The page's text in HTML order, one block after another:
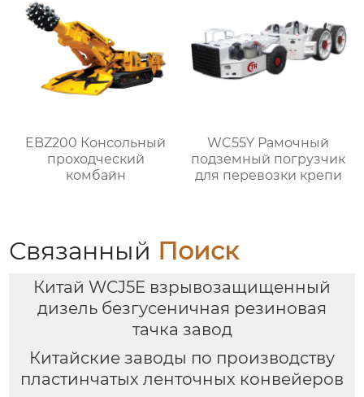
EBZ200 Консольный
проходческий
комбайн
WC55Y Рамочный
подземный погрузчик
для перевозки крепи
Связанный Поиск
Китай WCJ5E взрывозащищенный
дизель безгусеничная резиновая
тачка завод
Китайские заводы по производству
пластинчатых ленточных конвейеров